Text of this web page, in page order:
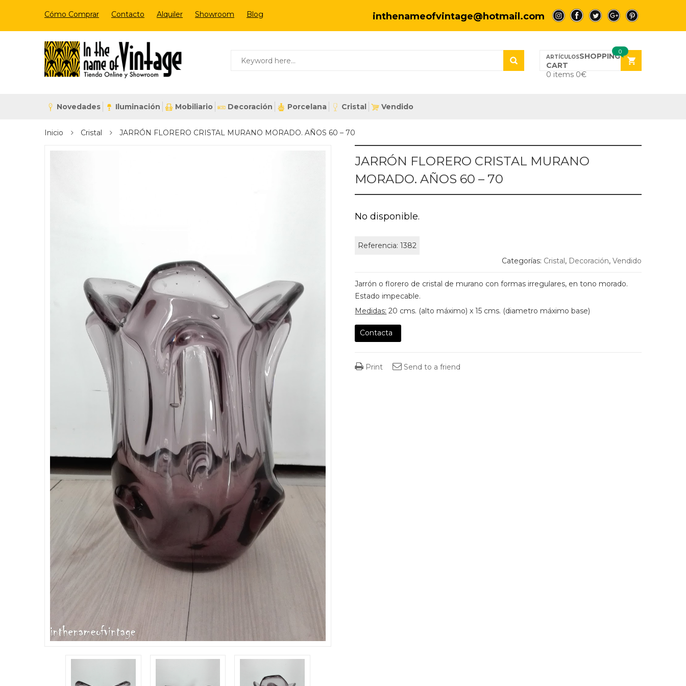
Cómo Comprar Contacto Alquiler Showroom Blog inthenameofvintage@hotmail.com a a a a a
SHOPPING
CART
0 items 0€
0
Novedades Iluminación Mobiliario Decoración Porcelana Cristal Vendido
Inicio Cristal JARRÓN FLORERO CRISTAL MURANO MORADO. AÑOS 60 – 70
JARRÓN FLORERO CRISTAL MURANO
MORADO. AÑOS 60 – 70
No disponible.
Referencia:1382
Categorías: Cristal, Decoración, Vendido
Jarrón o florero de cristal de murano con formas irregulares, en tono morado.
Estado impecable.
Medidas: 20 cms. (alto máximo) x 15 cms. (diametro máximo base)
Contacta
Print Send to a friend